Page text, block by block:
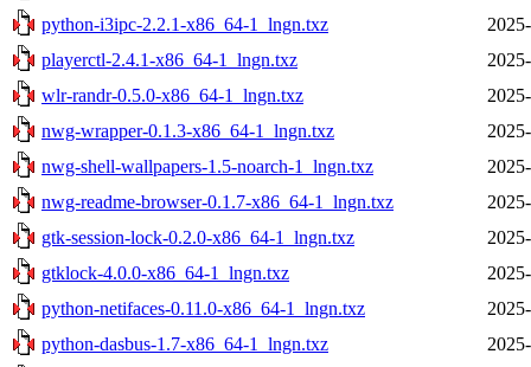
python-i3ipc-2.2.1-x86_64-1_lngn.txz
playerctl-2.4.1-x86_64-1_lngn.txz
wlr-randr-0.5.0-x86_64-1_lngn.txz
nwg-wrapper-0.1.3-x86_64-1_lngn.txz
nwg-shell-wallpapers-1.5-noarch-1_lngn.txz
nwg-readme-browser-0.1.7-x86_64-1_lngn.txz
gtk-session-lock-0.2.0-x86_64-1_lngn.txz
gtklock-4.0.0-x86_64-1_lngn.txz
python-netifaces-0.11.0-x86_64-1_lngn.txz
python-dasbus-1.7-x86_64-1_lngn.txz